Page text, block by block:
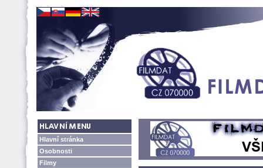
Hlavní stránka
Osobnosti
Filmy